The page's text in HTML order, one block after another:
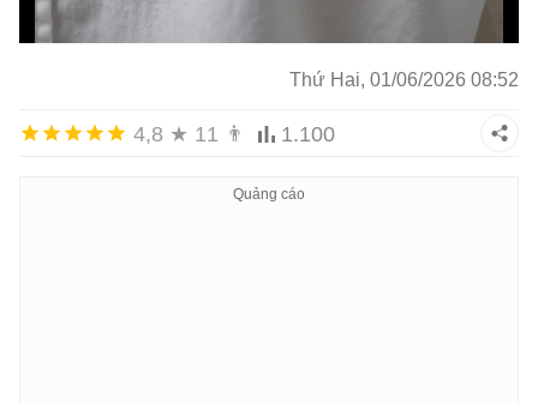
Thứ Hai, 01/06/2026 08:52
4,8 ★ 11 👨 1.100